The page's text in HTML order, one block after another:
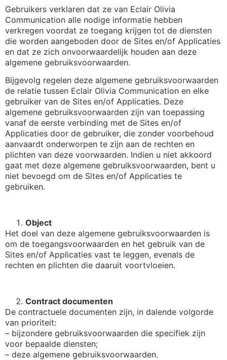
Gebruikers verklaren dat ze van Eclair Olivia
Communication alle nodige informatie hebben
verkregen voordat ze toegang krijgen tot de diensten
die worden aangeboden door de Sites en/of Applicaties
en dat ze zich onvoorwaardelijk houden aan deze
algemene gebruiksvoorwaarden.
Bijgevolg regelen deze algemene gebruiksvoorwaarden
de relatie tussen Eclair Olivia Communication en elke
gebruiker van de Sites en/of Applicaties. Deze
algemene gebruiksvoorwaarden zijn van toepassing
vanaf de eerste verbinding met de Sites en/of
Applicaties door de gebruiker, die zonder voorbehoud
aanvaardt onderworpen te zijn aan de rechten en
plichten van deze voorwaarden. Indien u niet akkoord
gaat met deze algemene gebruiksvoorwaarden, bent u
niet bevoegd om de Sites en/of Applicaties te
gebruiken.
Object
Het doel van deze algemene gebruiksvoorwaarden is
om de toegangsvoorwaarden en het gebruik van de
Sites en/of Applicaties vast te leggen, evenals de
rechten en plichten die daaruit voortvloeien.
Contract documenten
De contractuele documenten zijn, in dalende volgorde
van prioriteit:
– bijzondere gebruiksvoorwaarden die specifiek zijn
voor bepaalde diensten;
– deze algemene gebruiksvoorwaarden.